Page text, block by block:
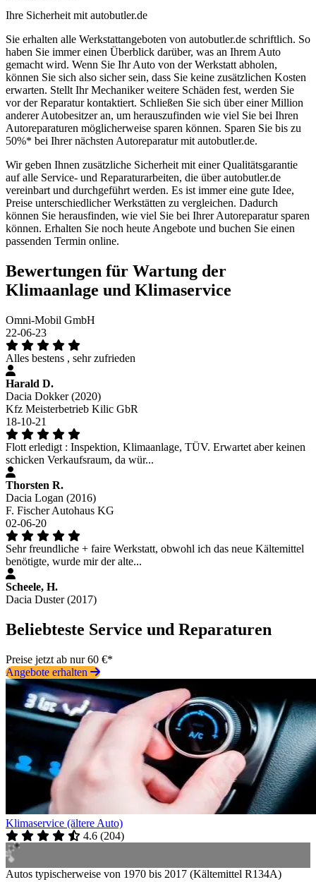
Ihre Sicherheit mit autobutler.de
Sie erhalten alle Werkstattangeboten von autobutler.de schriftlich. So
haben Sie immer einen Überblick darüber, was an Ihrem Auto
gemacht wird. Wenn Sie Ihr Auto von der Werkstatt abholen,
können Sie sich also sicher sein, dass Sie keine zusätzlichen Kosten
erwarten. Stellt Ihr Mechaniker weitere Schäden fest, werden Sie
vor der Reparatur kontaktiert. Schließen Sie sich über einer Million
anderer Autobesitzer an, um herauszufinden wie viel Sie bei Ihren
Autoreparaturen möglicherweise sparen können. Sparen Sie bis zu
50%* bei Ihrer nächsten Autoreparatur mit autobutler.de.
Wir geben Ihnen zusätzliche Sicherheit mit einer Qualitätsgarantie
auf alle Service- und Reparaturarbeiten, die über autobutler.de
vereinbart und durchgeführt werden. Es ist immer eine gute Idee,
Preise unterschiedlicher Werkstätten zu vergleichen. Dadurch
können Sie herausfinden, wie viel Sie bei Ihrer Autoreparatur sparen
können. Erhalten Sie noch heute Angebote und buchen Sie einen
passenden Termin online.
Bewertungen für Wartung der
Klimaanlage und Klimaservice
Omni-Mobil GmbH
22-06-23
Alles bestens , sehr zufrieden
Harald D.
Dacia Dokker (2020)
Kfz Meisterbetrieb Kilic GbR
18-10-21
Flott erledigt : Inspektion, Klimaanlage, TÜV. Erwartet aber keinen
schicken Verkaufsraum, da wür...
Thorsten R.
Dacia Logan (2016)
F. Fischer Autohaus KG
02-06-20
Sehr freundliche + faire Werkstatt, obwohl ich das neue Kältemittel
benötigte, wurde mir der alte...
Scheele, H.
Dacia Duster (2017)
Beliebteste Service und Reparaturen
Preise jetzt ab nur 60 €*
Angebote erhalten
Klimaservice (ältere Auto)
4.6 (204)
Autos typischerweise von 1970 bis 2017 (Kältemittel R134A)